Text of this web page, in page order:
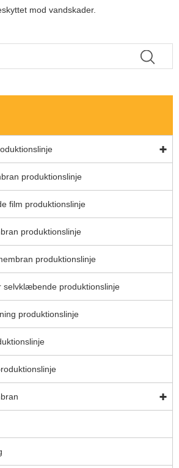
mod vandskader.
produktionslinje
film produktionslinje
produktionslinje
produktionslinje
selvklæbende produktionslinje
produktionslinje